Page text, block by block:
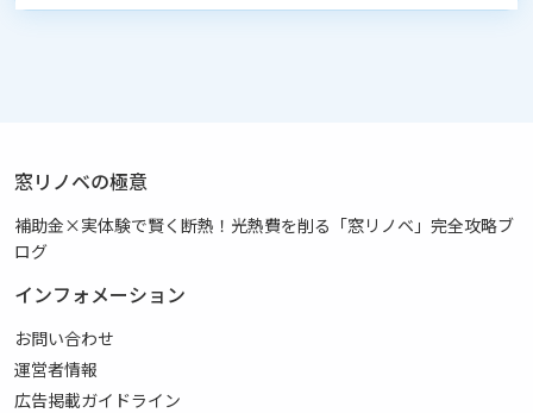
窓リノベの極意
補助金×実体験で賢く断熱！光熱費を削る「窓リノベ」完全攻略ブ
ログ
インフォメーション
お問い合わせ
運営者情報
広告掲載ガイドライン